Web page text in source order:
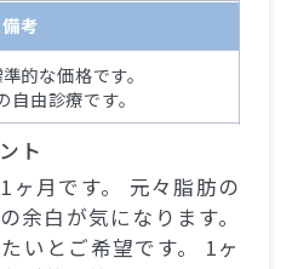
備考
的な価格です。
由診療です。
ト
ヶ月です。 元々脂肪の
余白が気になります。
いとご希望です。 1ヶ